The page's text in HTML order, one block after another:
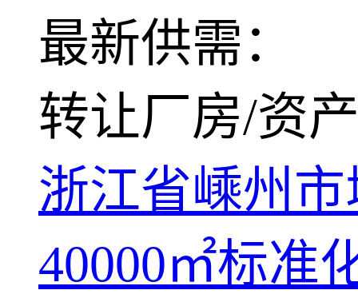
最新供需：
转让厂房/资
浙江省嵊州
40000㎡标准